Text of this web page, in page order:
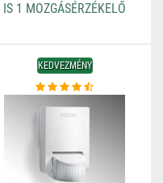
1 MOZGÁSÉRZÉKELŐ
KEDVEZMÉNY